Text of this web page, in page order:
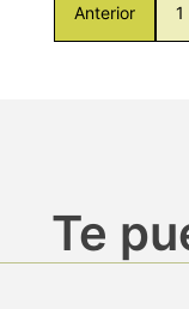
Anterior 1
Te